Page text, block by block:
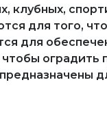
клубных,
для того,
для